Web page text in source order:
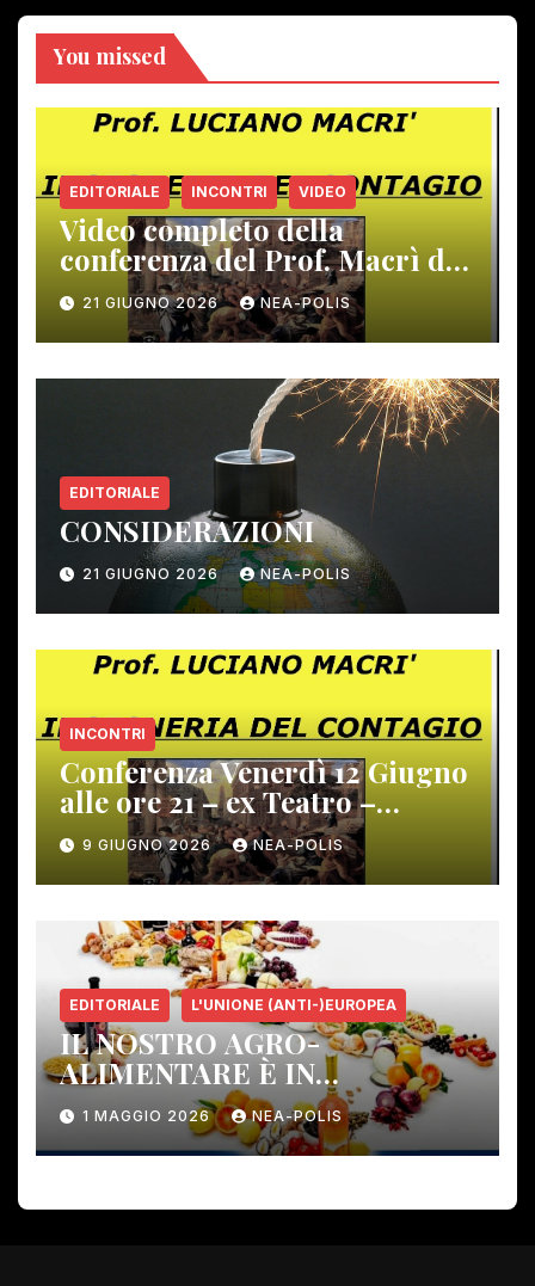
You missed
EDITORIALE INCONTRI VIDEO
Video completo della
conferenza del Prof. Macrì del
12 giugno scorso
21 GIUGNO 2026 NEA-POLIS
EDITORIALE
CONSIDERAZIONI
21 GIUGNO 2026 NEA-POLIS
INCONTRI
Conferenza Venerdì 12 Giugno
alle ore 21 – ex Teatro –
Gambassi Terme –
9 GIUGNO 2026 NEA-POLIS
EDITORIALE L'UNIONE (ANTI-)EUROPEA
IL NOSTRO AGRO-
ALIMENTARE È IN
PERICOLO!
1 MAGGIO 2026 NEA-POLIS